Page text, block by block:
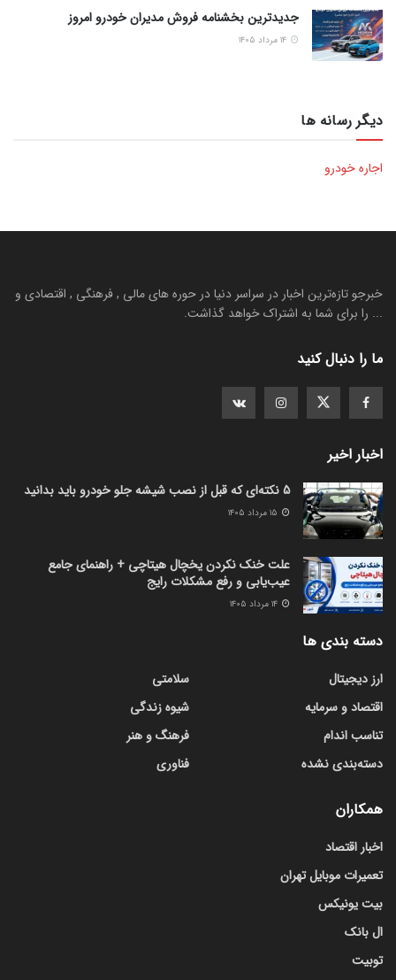
جدیدترین بخشنامه فروش مدیران خودرو امروز
دیگر رسانه ها
اجاره خودرو
خبرجو تازه‌ترین اخبار در سراسر دنیا در حوره های مالی , فرهنگی , اقتصادی و
... را برای شما به اشتراک خواهد گذاشت.
ما را دنبال کنید
اخبار اخیر
5 نکته‌ای که قبل از نصب شیشه جلو خودرو باید بدانید
علت خنک نکردن یخچال هیتاچی + راهنمای جامع
عیب‌یابی و رفع مشکلات رایج
دسته بندی ها
ارز دیجیتال
اقتصاد و سرمایه
تناسب اندام
دسته‌بندی نشده
سلامتی
شیوه زندگی
فرهنگ و هنر
فناوری
همکاران
اخبار اقتصاد
تعمیرات موبایل تهران
بیت یونیکس
ال بانک
توبیت